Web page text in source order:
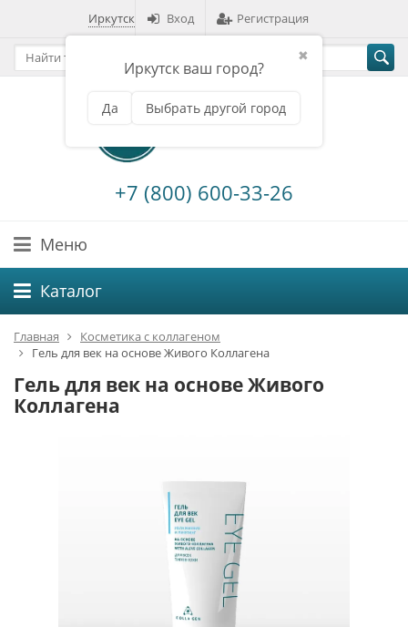
Иркутск
✖
Иркутск ваш город?
Да Выбрать другой город
Вход Регистрация
+7 (800) 600-33-26
Меню
Каталог
Главная
Косметика с коллагеном
Гель для век на основе Живого Коллагена
Гель для век на основе Живого
Коллагена